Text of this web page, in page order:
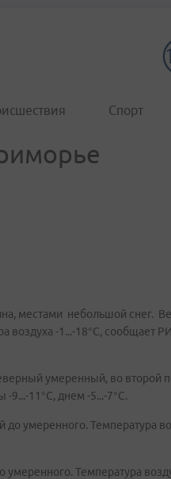
Спорт
местами небольшой снег.
воздуха -1...-18°C, сообщает
умеренный, во второй
9...-11°C, днем -5...-7°C.
умеренного. Температура
Температура